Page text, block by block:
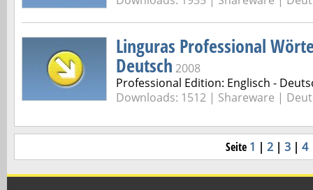
Linguras Professional
Deutsch 2008
Professional Edition: Englisch -
Downloads: 1512 | Shareware |
Seite 1 |2 |3 |4